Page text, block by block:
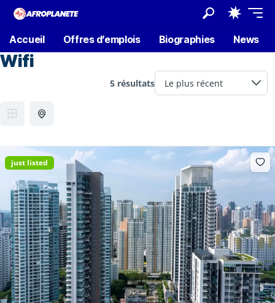
Accueil Offres d’emplois Biographies News
Wifi
5 résultats
just listed